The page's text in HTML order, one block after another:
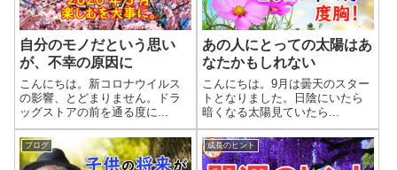
自分のモノだという思い
が、不幸の原因に
こんにちは。新コロナウイルス
の影響、とどまりません。ドラ
ッグストアの前を通る度に...
あの人にとっての太陽はあ
なたかもしれない
こんにちは。9月は曇天のスター
トとなりました。日陰にいたら
暗くなる太陽見ていたら...
ブログ 成長のヒント